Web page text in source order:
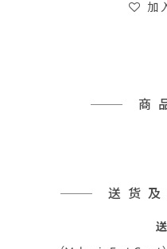
加
商
送货